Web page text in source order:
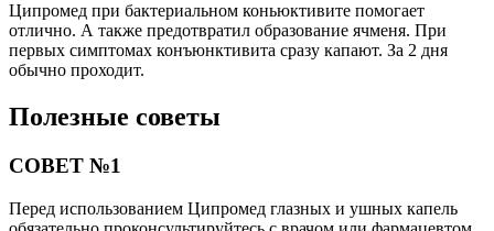
Ципромед при бактериальном коньюктивите помогает
отлично. А также предотвратил образование ячменя. При
первых симптомах конъюнктивита сразу капают. За 2 дня
обычно проходит.
Полезные советы
СОВЕТ №1
Перед использованием Ципромед глазных и ушных капель